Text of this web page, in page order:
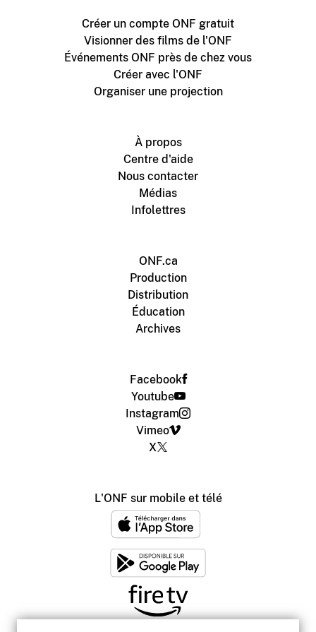
Créer un compte ONF gratuit
Visionner des films de l'ONF
Événements ONF près de chez vous
Créer avec l'ONF
Organiser une projection
À propos
Centre d'aide
Nous contacter
Médias
Infolettres
ONF.ca
Production
Distribution
Éducation
Archives
Facebook
Youtube
Instagram
Vimeo
X
L'ONF sur mobile et télé